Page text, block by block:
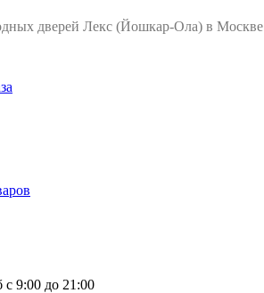
дверей Лекс (Йошкар-Ола) в Москве
9:00 до 21:00